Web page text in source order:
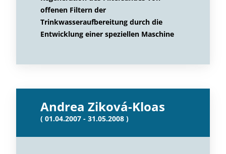
offenen Filtern der
Trinkwasseraufbereitung durch die
Entwicklung einer speziellen Maschine
Andrea Ziková-Kloas
( 01.04.2007 - 31.05.2008 )